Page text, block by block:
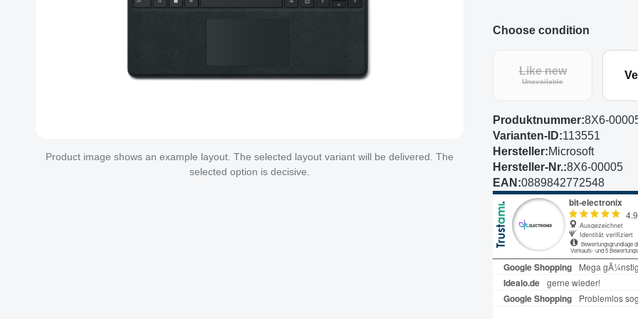
Product image shows an example layout. The selected layout variant will be delivered. The
selected option is decisive.
Choose condition
Like new
Unavailable(This option is
Produktnummer:8X6-
Varianten-ID:113551
Hersteller:Microsoft
Hersteller-Nr.:8X6-00005
EAN:0889842772548